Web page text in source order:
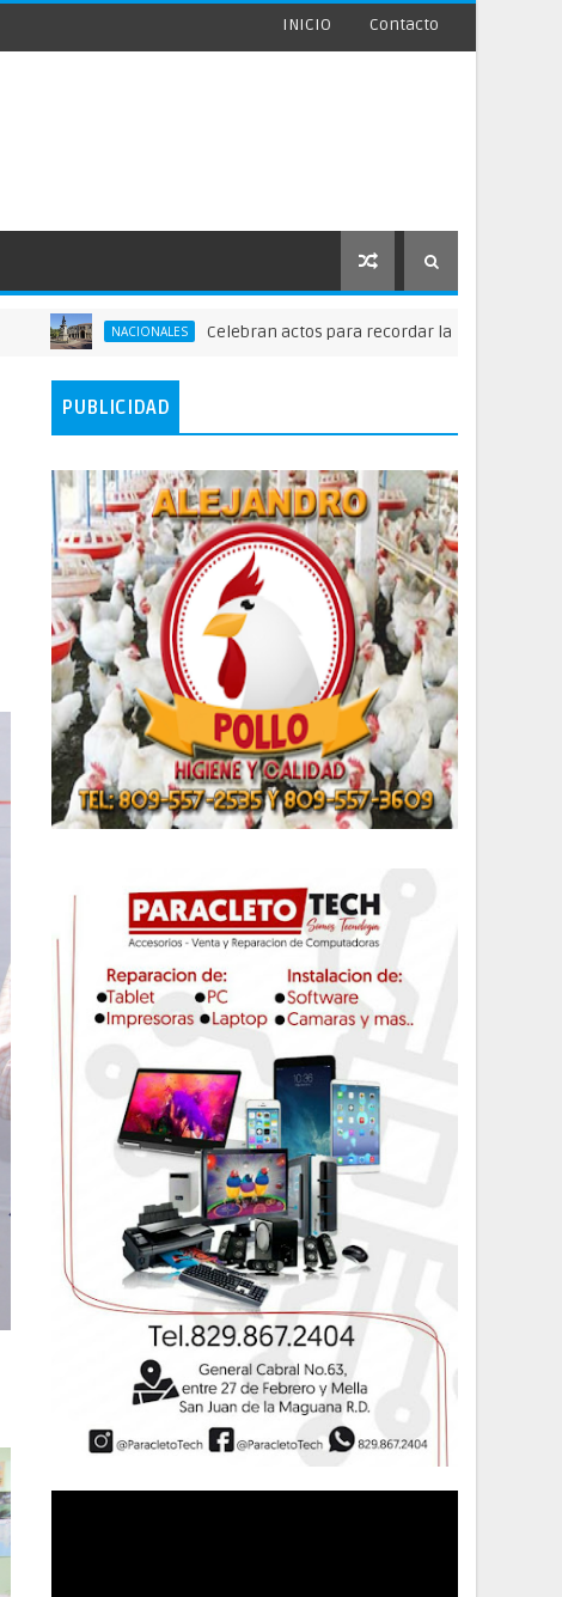
INICIO Contacto
NACIONALES Celebran actos para recordar la fundación de Santo
PUBLICIDAD